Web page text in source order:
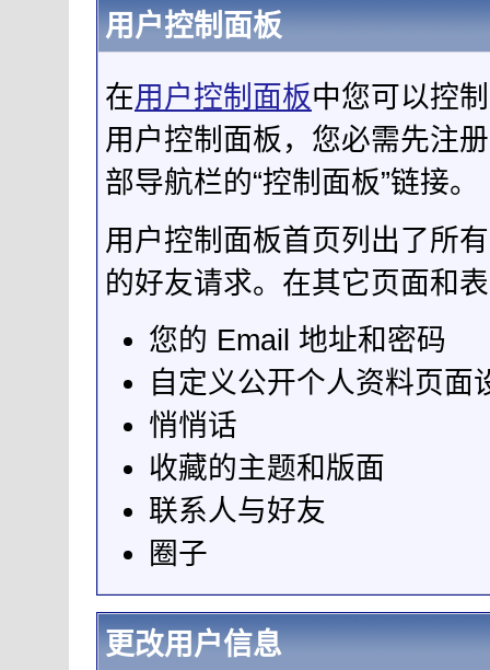
用户控制面板
在用户控制面板中您可以控
用户控制面板，您必需先注
部导航栏的“控制面板”链接。
用户控制面板首页列出了所
的好友请求。在其它页面和
您的 Email 地址和密码
自定义公开个人资料页面
悄悄话
收藏的主题和版面
联系人与好友
圈子
更改用户信息